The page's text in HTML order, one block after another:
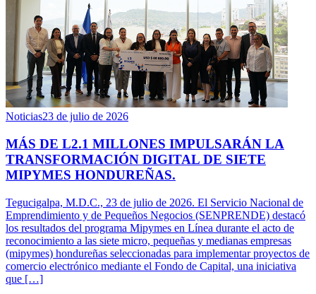
Noticias23 de julio de 2026
MÁS DE L2.1 MILLONES IMPULSARÁN LA
TRANSFORMACIÓN DIGITAL DE SIETE
MIPYMES HONDUREÑAS.
Tegucigalpa, M.D.C., 23 de julio de 2026. El Servicio Nacional de
Emprendimiento y de Pequeños Negocios (SENPRENDE) destacó
los resultados del programa Mipymes en Línea durante el acto de
reconocimiento a las siete micro, pequeñas y medianas empresas
(mipymes) hondureñas seleccionadas para implementar proyectos de
comercio electrónico mediante el Fondo de Capital, una iniciativa
que […]